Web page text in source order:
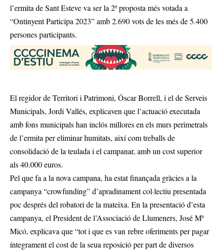
l’ermita de Sant Esteve va ser la 2ª proposta més votada a
“Ontinyent Participa 2023” amb 2.690 vots de les més de 5.400
persones participants.
El regidor de Territori i Patrimoni, Óscar Borrell, i el de Serveis
Municipals, Jordi Vallés, explicaven que l’actuació executada
amb fons municipals han inclós millores en els murs perimetrals
de l’ermita per eliminar humitats, així com treballs de
consolidació de la teulada i el campanar, amb un cost superior
als 40.000 euros.
Pel que fa a la nova campana, ha estat finançada gràcies a la
campanya “crowfunding” d’apradinament col·lectiu presentada
poc després del robatori de la mateixa. En la presentació d’esta
campanya, el President de l’Associació de Llumeners, José Mª
Micó, explicava que “tot i que es van rebre oferiments per pagar
íntegrament el cost de la seua reposició per part de diversos